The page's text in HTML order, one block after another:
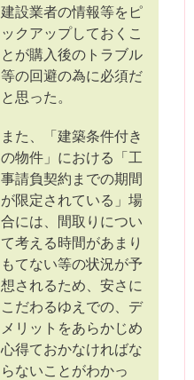
建設業者の情報等をピ
ックアップしておくこ
とが購入後のトラブル
等の回避の為に必須だ
と思った。
また、「建築条件付き
の物件」における「工
事請負契約までの期間
が限定されている」場
合には、間取りについ
て考える時間があまり
もてない等の状況が予
想されるため、安さに
こだわるゆえでの、デ
メリットをあらかじめ
心得ておかなければな
らないことがわかっ